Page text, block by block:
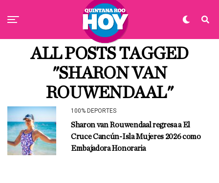
ALL POSTS TAGGED
"SHARON VAN
ROUWENDAAL"
100% DEPORTES
Sharon van Rouwendaal regresa a El
Cruce Cancún-Isla Mujeres 2026 como
Embajadora Honoraria